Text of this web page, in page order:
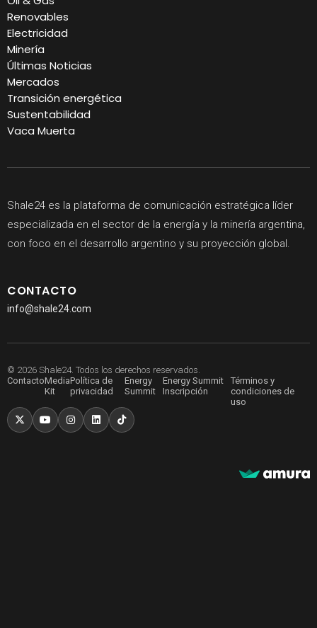
Renovables
Electricidad
Minería
Últimas Noticias
Mercados
Transición energética
Sustentabilidad
Vaca Muerta
Shale24 es la plataforma de comunicación estratégica líder
especializada en el sector de la energía y la minería argentina,
con foco en el desarrollo argentino y su proyección global.
CONTACTO
info@shale24.com
© 2026 Shale24. Todos los derechos reservados.
ContactoMedia
Kit
Política de
privacidad
Energy
Summit
Energy Summit
Inscripción
Términos y
condiciones de
uso